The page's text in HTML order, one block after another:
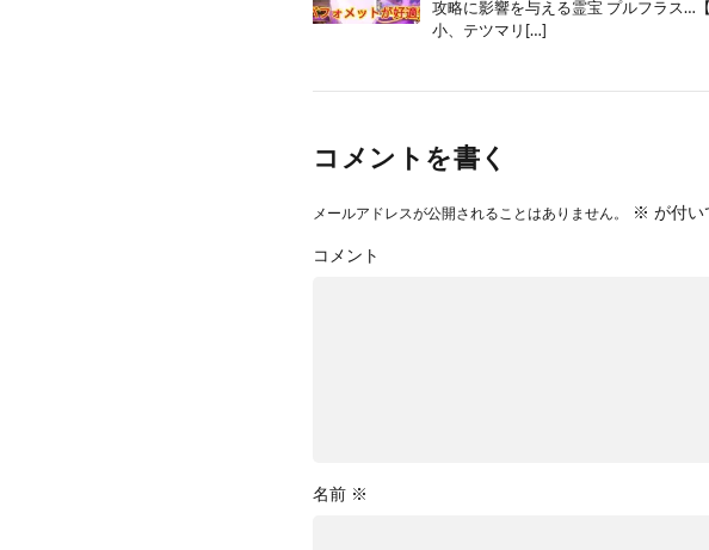
攻略に影響を与える霊宝 プルフラス…
小、テツマリ[…]
コメントを書く
メールアドレスが公開されることはありません。 ※ が付い
コメント
名前 ※